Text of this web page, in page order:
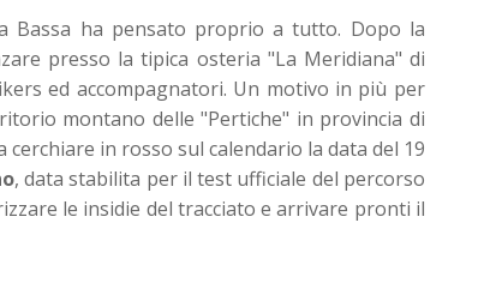
Bassa ha pensato proprio a tutto. Dopo la
presso la tipica osteria "La Meridiana" di
ed accompagnatori. Un motivo in più per
montano delle "Pertiche" in provincia di
in rosso sul calendario la data del 19
, data stabilita per il test ufficiale del percorso
le insidie del tracciato e arrivare pronti il